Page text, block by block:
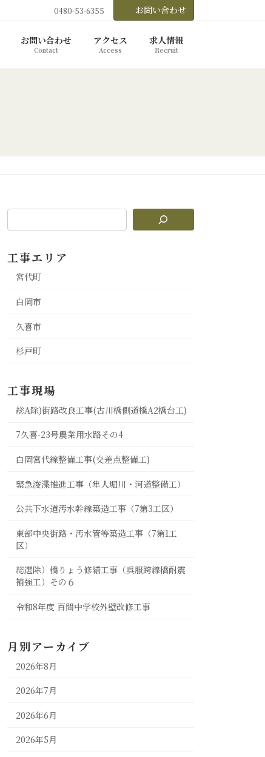
0480-53-6355 お問い合わせ
お問い合わせ
Contact
アクセス
Access
求人情報
Recruit
工事エリア
宮代町
白岡市
久喜市
杉戸町
工事現場
総A除)街路改良工事(古川橋側道橋A2橋台工)
7久喜-23号農業用水路その4
白岡宮代線整備工事(交差点整備工)
緊急浚渫推進工事（隼人堀川・河道整備工）
公共下水道汚水幹線築造工事（7第3工区）
東部中央街路・汚水管等築造工事（7第1工
区）
総選除）橋りょう修繕工事（呉服跨線橋耐震
補強工）その６
令和8年度 百間中学校外壁改修工事
月別アーカイブ
2026年8月
2026年7月
2026年6月
2026年5月